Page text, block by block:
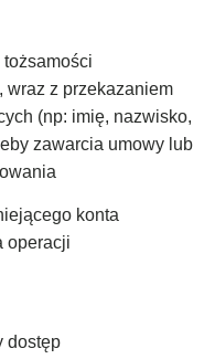
wraz z przekazaniem
(np: imię, nazwisko,
zawarcia umowy lub
konta
operacji
dostęp